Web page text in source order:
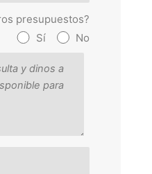
presupuestos?
Sí
No